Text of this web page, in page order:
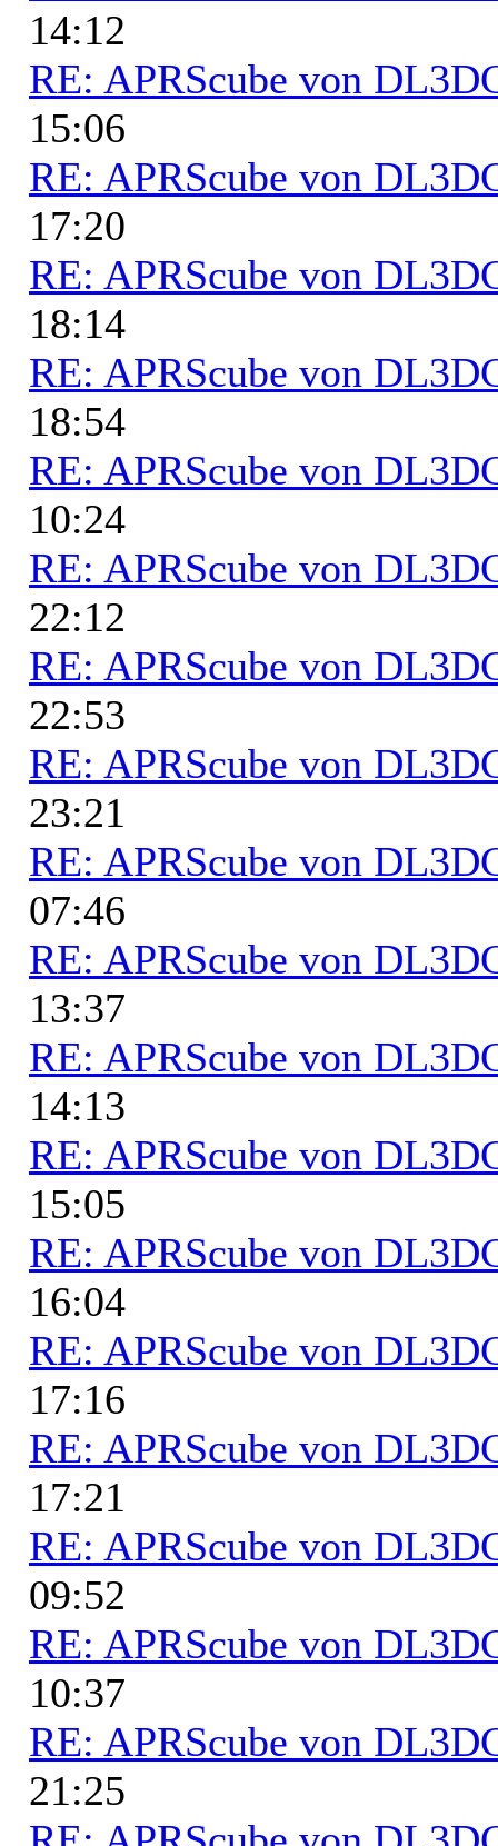
14:12
RE: APRScube von
15:06
RE: APRScube von
17:20
RE: APRScube von
18:14
RE: APRScube von
18:54
RE: APRScube von
10:24
RE: APRScube von
22:12
RE: APRScube von
22:53
RE: APRScube von
23:21
RE: APRScube von
07:46
RE: APRScube von
13:37
RE: APRScube von
14:13
RE: APRScube von
15:05
RE: APRScube von
16:04
RE: APRScube von
17:16
RE: APRScube von
17:21
RE: APRScube von
09:52
RE: APRScube von
10:37
RE: APRScube von
21:25